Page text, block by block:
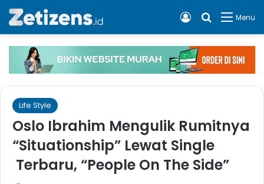
Menu
Cari apa,
Log In
Life Style
Oslo Ibrahim Mengulik Rumitnya
“Situationship” Lewat Single
Terbaru, “People On The Side”